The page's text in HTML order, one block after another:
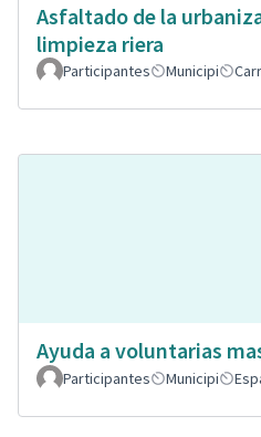
Asfaltado de la
limpieza riera
Participantes Municipi
Ayuda a voluntarias
Participantes
Municipi